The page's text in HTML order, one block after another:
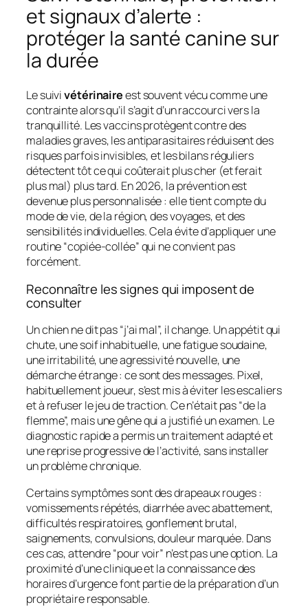
et signaux d’alerte :
protéger la santé canine sur
la durée
Le suivivétérinaireest souvent vécu comme une
contrainte alors qu’il s’agit d’un raccourci vers la
tranquillité. Les vaccins protègent contre des
maladies graves, les antiparasitaires réduisent des
risques parfois invisibles, et les bilans réguliers
détectent tôt ce qui coûterait plus cher (et ferait
plus mal) plus tard. En 2026, la prévention est
devenue plus personnalisée : elle tient compte du
mode de vie, de la région, des voyages, et des
sensibilités individuelles. Cela évite d’appliquer une
routine “copiée-collée” qui ne convient pas
forcément.
Reconnaître les signes qui imposent de
consulter
Un chien ne dit pas “j’ai mal”, il change. Un appétit qui
chute, une soif inhabituelle, une fatigue soudaine,
une irritabilité, une agressivité nouvelle, une
démarche étrange : ce sont des messages. Pixel,
habituellement joueur, s’est mis à éviter les escaliers
et à refuser le jeu de traction. Ce n’était pas “de la
flemme”, mais une gêne qui a justifié un examen. Le
diagnostic rapide a permis un traitement adapté et
une reprise progressive de l’activité, sans installer
un problème chronique.
Certains symptômes sont des drapeaux rouges :
vomissements répétés, diarrhée avec abattement,
difficultés respiratoires, gonflement brutal,
saignements, convulsions, douleur marquée. Dans
ces cas, attendre “pour voir” n’est pas une option. La
proximité d’une clinique et la connaissance des
horaires d’urgence font partie de la préparation d’un
propriétaire responsable.